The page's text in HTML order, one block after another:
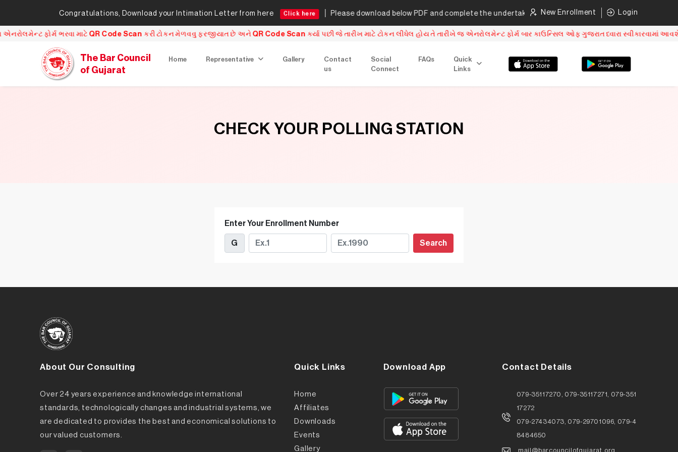
Congratulations, Download your Intimation Letter from here Click here Please download below PDF and complete the undertaking as per direction mentioned.
New Enrollment Login
ફોર્મ ભરવા માટે QR Code Scan કરી ટોકન મેળવવુ ફરજીયાત છે અને QR Code Scan કર્યા પછી જે તારીખ માટે ટોકન લીધેલ હોય તે તારીખે જ એનરોલમેન્ટ ફોર્મ બાર કાઉન્સિલ ઓફ ગુજરાત ધ્વારા સ્વીકારવામાં આવશે.
The Bar Council
of Gujarat
Home Representative Gallery
Contact
us
Social
Connect
FAQs
Quick
Links
CHECK YOUR POLLING STATION
Enter Your Enrollment Number
Search
About Our Consulting
Over 24 years experience and knowledge international
standards, technologically changes and industrial systems, we
are dedicated to provides the best and economical solutions to
our valued customers.
Quick Links
Home
Affiliates
Downloads
Events
Gallery
Download App Contact Details
079-35117270, 079-35117271, 079-351
17272
079-27434073, 079-29701096, 079-4
8484650
mail@barcouncilofgujarat.org